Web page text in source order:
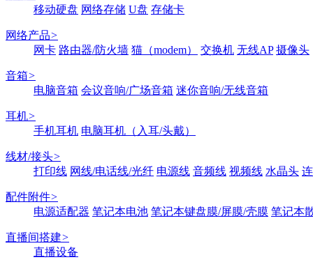
移动硬盘 网络存储 U盘 存储卡
网络产品>
网卡 路由器/防火墙 猫（modem） 交换机 无线AP 摄像头
音箱>
电脑音箱 会议音响/广场音箱 迷你音响/无线音箱
耳机>
手机耳机 电脑耳机（入耳/头戴）
线材/接头>
打印线 网线/电话线/光纤 电源线 音频线 视频线 水晶头
配件附件>
电源适配器 笔记本电池 笔记本键盘膜/屏膜/壳膜 笔记本
直播间搭建>
直播设备